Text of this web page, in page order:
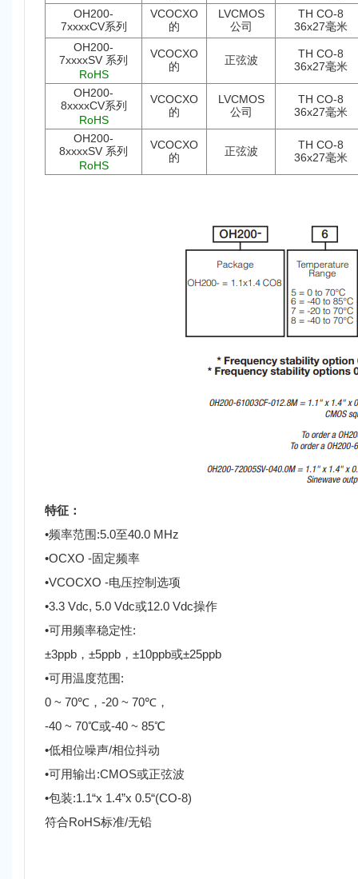
OH200-
7xxxxCV系列
VCOCXO
的
LVCMOS
公司
TH CO-8
36x27毫米
OH200-
7xxxxSV 系列
RoHS
VCOCXO
的
正弦波
TH CO-8
36x27毫米
OH200-
8xxxxCV系列
RoHS
VCOCXO
的
LVCMOS
公司
TH CO-8
36x27毫米
OH200-
8xxxxSV 系列
RoHS
VCOCXO
的
正弦波
TH CO-8
36x27毫米
特征：
•频率范围:5.0至40.0 MHz
•OCXO -固定频率
•VCOCXO -电压控制选项
•3.3 Vdc, 5.0 Vdc或12.0 Vdc操作
•可用频率稳定性:
±3ppb，±5ppb，±10ppb或±25ppb
•可用温度范围:
0 ~ 70℃，-20 ~ 70℃，
-40 ~ 70℃或-40 ~ 85℃
•低相位噪声/相位抖动
•可用输出:CMOS或正弦波
•包装:1.1“x 1.4”x 0.5“(CO-8)
符合RoHS标准/无铅